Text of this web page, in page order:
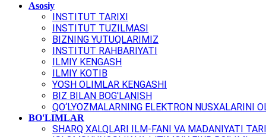
Asosiy
INSTITUT TARIXI
INSTITUT TUZILMASI
BIZNING YUTUQLARIMIZ
INSTITUT RAHBARIYATI
ILMIY KENGASH
ILMIY KOTIB
YOSH OLIMLAR KENGASHI
BIZ BILAN BOG'LANISH
QO‘LYOZMALARNING ELEKTRON NUSXALARINI
BO'LIMLAR
SHARQ XALQLARI ILM-FANI VA MADANIYATI